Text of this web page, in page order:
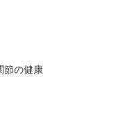
節の健康